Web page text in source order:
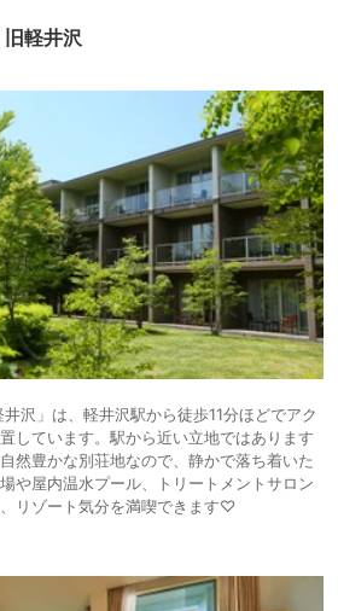
軽井沢
井沢」は、軽井沢駅から徒歩11分ほどでアク
しています。駅から近い立地ではあります
然豊かな別荘地なので、静かで落ち着いた
や屋内温水プール、トリートメントサロン
リゾート気分を満喫できます♡